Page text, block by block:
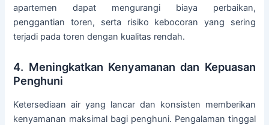
apartemen dapat mengurangi biaya perbaikan,
penggantian toren, serta risiko kebocoran yang sering
terjadi pada toren dengan kualitas rendah.
4. Meningkatkan Kenyamanan dan Kepuasan
Penghuni
Ketersediaan air yang lancar dan konsisten memberikan
kenyamanan maksimal bagi penghuni. Pengalaman tinggal